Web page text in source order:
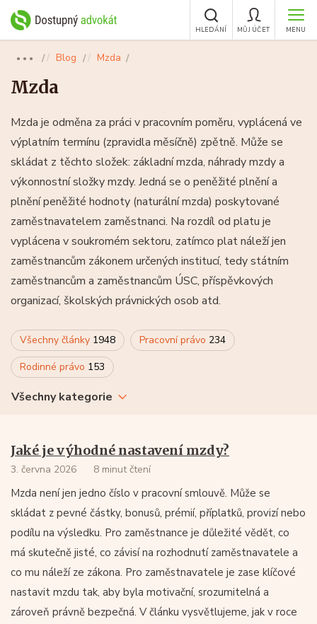
MENU
MŮJ ÚČET
HLEDÁNÍ
●●● Blog Mzda
Mzda
Mzda je odměna za práci v pracovním poměru, vyplácená ve
výplatním termínu (zpravidla měsíčně) zpětně. Může se
skládat z těchto složek: základní mzda, náhrady mzdy a
výkonnostní složky mzdy. Jedná se o peněžité plnění a
plnění peněžité hodnoty (naturální mzda) poskytované
zaměstnavatelem zaměstnanci. Na rozdíl od platu je
vyplácena v soukromém sektoru, zatímco plat náleží jen
zaměstnancům zákonem určených institucí, tedy státním
zaměstnancům a zaměstnancům ÚSC, příspěvkových
organizací, školských právnických osob atd.
Všechny články 1948 Pracovní právo 234
Rodinné právo 153
Všechny kategorie
Jaké je výhodné nastavení mzdy?
3. června 2026 8 minut čtení
Mzda není jen jedno číslo v pracovní smlouvě. Může se
skládat z pevné částky, bonusů, prémií, příplatků, provizí nebo
podílu na výsledku. Pro zaměstnance je důležité vědět, co
má skutečně jisté, co závisí na rozhodnutí zaměstnavatele a
co mu náleží ze zákona. Pro zaměstnavatele je zase klíčové
nastavit mzdu tak, aby byla motivační, srozumitelná a
zároveň právně bezpečná. V článku vysvětlujeme, jak v roce